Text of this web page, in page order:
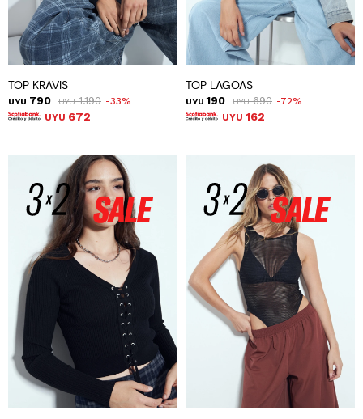
TOP KRAVIS
UYU 790 UYU 1.190 33
UYU 672
TOP LAGOAS
UYU 190 UYU 690 72
UYU 162